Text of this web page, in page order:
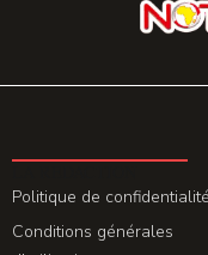
Politique de confidentialité
Conditions générales